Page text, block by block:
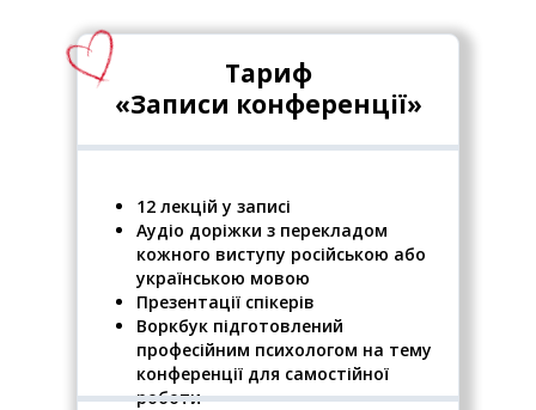
Тариф
«Записи конференції»
12 лекцій у записі
Аудіо доріжки з перекладом
кожного виступу російською або
українською мовою
Презентації спікерів
Воркбук підготовлений
професійним психологом на тему
конференції для самостійної
роботи